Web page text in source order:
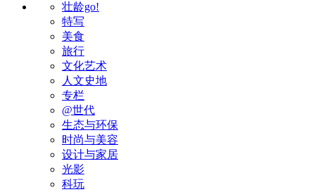
壮龄go!
特写
美食
旅行
文化艺术
人文史地
专栏
@世代
生态与环保
时尚与美容
设计与家居
光影
科玩